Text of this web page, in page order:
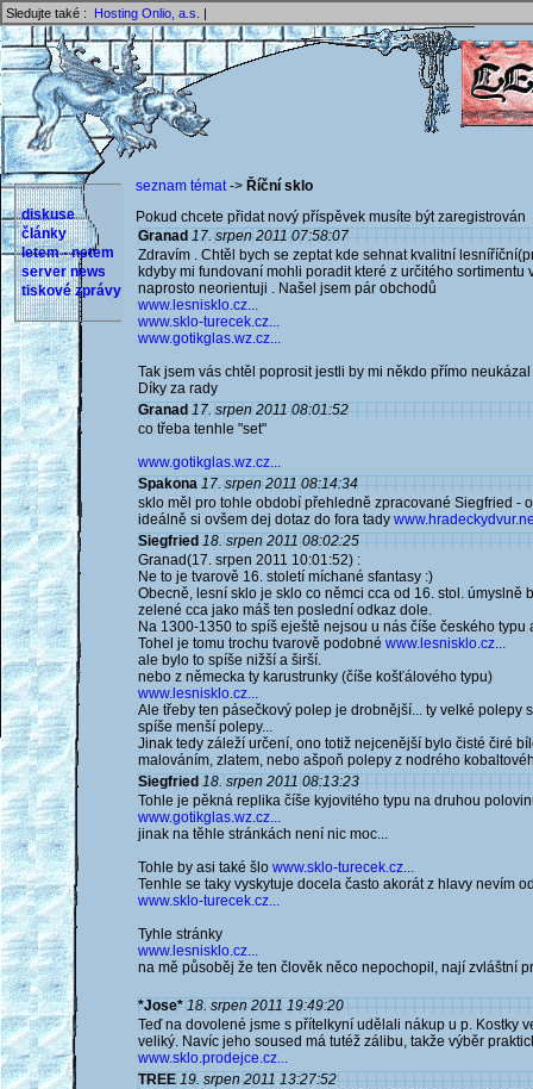
Sledujte také : Hosting Onlio, a.s. |
diskuse
články
letem - netem
server news
tiskové zprávy
seznam témat-> Říční sklo
Pokud chcete přidat nový příspěvek musíte být
Granad 17. srpen 2011 07:58:07
Zdravím . Chtěl bych se zeptat kde sehnat kvalitní
kdyby mi fundovaní mohli poradit které z určitého
naprosto neorientuji . Našel jsem pár obchodů
www.lesnisklo.cz...
www.sklo-turecek.cz...
www.gotikglas.wz.cz...
Tak jsem vás chtěl poprosit jestli by mi někdo přímo
Díky za rady
Granad 17. srpen 2011 08:01:52
co třeba tenhle "set"
www.gotikglas.wz.cz...
Spakona 17. srpen 2011 08:14:34
sklo měl pro tohle období přehledně zpracované Siegfried -
ideálně si ovšem dej dotaz do fora tady
Siegfried 18. srpen 2011 08:02:25
Granad(17. srpen 2011 10:01:52) :
Ne to je tvarově 16. století míchané sfantasy :)
Obecně, lesní sklo je sklo co němci cca od 16. stol.
zelené cca jako máš ten poslední odkaz dole.
Na 1300-1350 to spíš eještě nejsou u nás číše českého typu
Tohel je tomu trochu tvarově podobné www.lesnisklo.cz...
ale bylo to spíše nižší a širší.
nebo z německa ty karustrunky (číše košťálového typu)
www.lesnisklo.cz...
Ale třeby ten pásečkový polep je drobnější... ty velké polepy
spíše menší polepy...
Jinak tedy záleží určení, ono totiž nejcenější bylo čisté čiré
malováním, zlatem, nebo ašpoň polepy z nodrého
Siegfried 18. srpen 2011 08:13:23
Tohle je pěkná replika číše kyjovitého typu na druhou
www.gotikglas.wz.cz...
jinak na těhle stránkách není nic moc...
Tohle by asi také šlo www.sklo-turecek.cz...
Tenhle se taky vyskytuje docela často akorát z hlavy nevím
www.sklo-turecek.cz...
Tyhle stránky
www.lesnisklo.cz...
na mě působěj že ten člověk něco nepochopil, nají zvláštní
*Jose* 18. srpen 2011 19:49:20
Teď na dovolené jsme s přítelkyní udělali nákup u p. Kostky
veliký. Navíc jeho soused má tutéž zálibu, takže výběr
www.sklo.prodejce.cz...
TREE 19. srpen 2011 13:27:52